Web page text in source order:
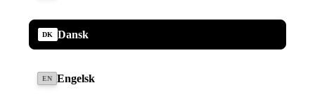
Spørgsmål om varen
DK Dansk
EN Engelsk